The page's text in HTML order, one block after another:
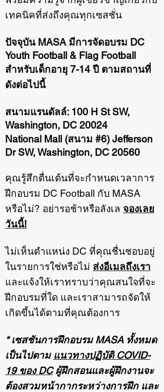
เทคนิคที่ส่งถึงคุณทุกเซสชั่น
ปัจจุบัน MASA มีการจัดอบรม DC
Youth Football & Flag Football
สำหรับเด็กอายุ 7-14 ปี ตามสถานที่
ดังต่อไปนี้
สนามแรนดัลล์: 100 H St SW,
Washington, DC 20024
National Mall (สนาม #6) Jefferson
Dr SW, Washington, DC 20560
คุณรู้สึกตื่นเต้นที่จะกำหนดเวลาการ
ฝึกอบรม DC Football กับ MASA
หรือไม่? อย่ารอช้าหรือลังเล จองเลย
วันนี้!
ไม่เห็นตำแหน่ง DC ที่คุณชื่นชอบอยู่
ในรายการใช่หรือไม่ ส่งอีเมลถึงเรา
และแจ้งให้เราทราบว่าคุณสนใจที่จะ
ฝึกอบรมที่ใด และเราสามารถจัดให้
เกิดขึ้นได้ตามที่คุณต้องการ
* เซสชันการฝึกอบรม MASA ทั้งหมด
เป็นไปตาม แนวทางปฏิบัติ COVID-
19 ของ DCผู้ฝึกสอนและผู้ฝึกงานจะ
ต้องสวมหน้ากากระหว่างการฝึก และ